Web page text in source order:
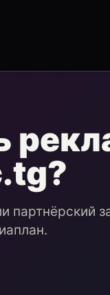
партнёрский